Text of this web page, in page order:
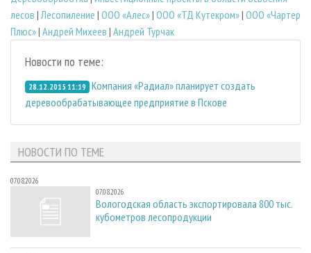
лесов |Лесопиление | ООО «Алес»| ООО «ТД Кутекром»| ООО «Чартер
Плюс»| Андрей Михеев | Андрей Турчак
Новости по теме:
28.12.2015 11:19 Компания «Радиал» планирует создать
деревообрабатывающее предприятие в Пскове
НОВОСТИ ПО ТЕМЕ
07.08.2026
07.08.2026
Вологодская область экспортировала 800 тыс.
кубометров лесопродукции